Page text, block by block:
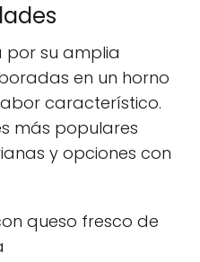
por su amplia
en un horno
característico.
más populares
y opciones con
queso fresco de